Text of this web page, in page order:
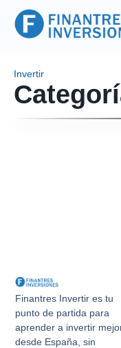
Invertir
Finantres Invertir es tu
punto de partida para
aprender a invertir
desde España, sin